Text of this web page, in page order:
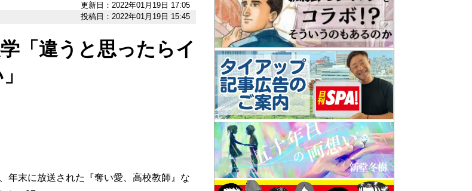
更新日：2022年01月19日 17:05
投稿日：2022年01月19日 15:45
「違うと思ったらイ
末に放送された『奪い愛、高校教師』な